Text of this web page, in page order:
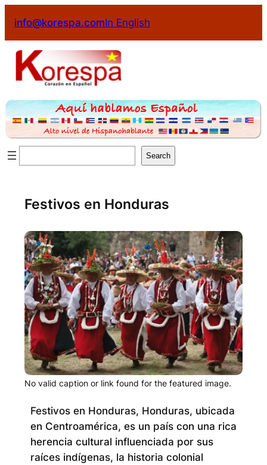
info@korespa.comIn English
Search
Festivos en Honduras
No valid caption or link found for the featured image.
Festivos en Honduras, Honduras, ubicada
en Centroamérica, es un país con una rica
herencia cultural influenciada por sus
raíces indígenas, la historia colonial